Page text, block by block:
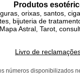
Produtos
orixas, santos,
bijuteria de
Mapa Astral, Tarot,
Livro de
números disponibilizados